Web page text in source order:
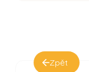
Zpět